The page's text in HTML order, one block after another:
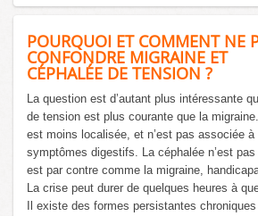
POURQUOI ET COMMENT NE
CONFONDRE MIGRAINE ET
CÉPHALÉE DE TENSION ?
La question est d’autant plus intéressante
de tension est plus courante que la
est moins localisée, et n’est pas associée à
symptômes digestifs. La céphalée n’est
est par contre comme la migraine,
La crise peut durer de quelques heures à
Il existe des formes persistantes chroniques